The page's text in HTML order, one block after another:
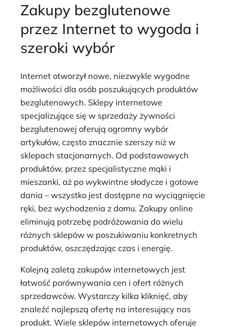
Zakupy bezglutenowe
przez Internet to wygoda i
szeroki wybór
Internet otworzył nowe, niezwykle wygodne
możliwości dla osób poszukujących produktów
bezglutenowych. Sklepy internetowe
specjalizujące się w sprzedaży żywności
bezglutenowej oferują ogromny wybór
artykułów, często znacznie szerszy niż w
sklepach stacjonarnych. Od podstawowych
produktów, przez specjalistyczne mąki i
mieszanki, aż po wykwintne słodycze i gotowe
dania – wszystko jest dostępne na wyciągnięcie
ręki, bez wychodzenia z domu. Zakupy online
eliminują potrzebę podróżowania do wielu
różnych sklepów w poszukiwaniu konkretnych
produktów, oszczędzając czas i energię.
Kolejną zaletą zakupów internetowych jest
łatwość porównywania cen i ofert różnych
sprzedawców. Wystarczy kilka kliknięć, aby
znaleźć najlepszą ofertę na interesujący nas
produkt. Wiele sklepów internetowych oferuje